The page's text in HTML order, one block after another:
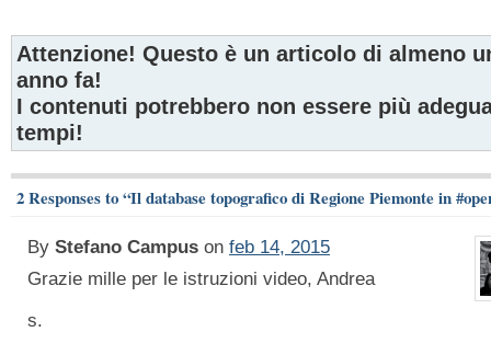
Attenzione! Questo è un articolo di almeno
anno fa!
I contenuti potrebbero non essere più
tempi!
2 Responses to “Il database topografico di Regione Piemonte in
By Stefano Campus on feb 14, 2015
Grazie mille per le istruzioni video, Andrea
s.